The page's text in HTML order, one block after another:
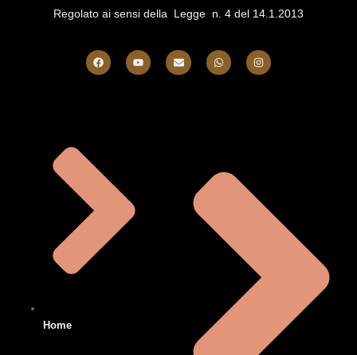
Regolato ai sensi della Legge n. 4 del 14.1.2013
Home